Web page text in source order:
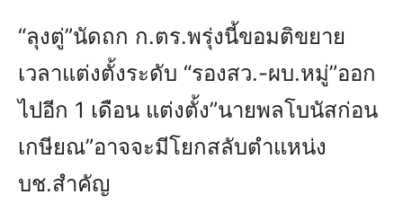
“ลุงตู่”นัดถก ก.ตร.พรุ่งนี้ขอมติขยาย
เวลาแต่งตั้งระดับ “รองสว.-ผบ.หมู่”ออก
ไปอีก 1 เดือน แต่งตั้ง”นายพลโบนัสก่อน
เกษียณ”อาจจะมีโยกสลับตำแหน่ง
บช.สำคัญ